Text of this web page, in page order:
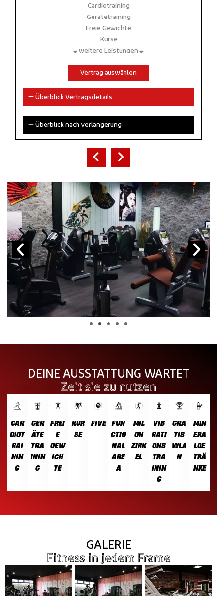
Cardiotraining
Gerätetraining
Freie Gewichte
Kurse
weitere Leistungen
Vertrag auswählen
Überblick Vertragsdetails
Überblick nach Verlängerung
DEINE AUSSTATTUNG WARTET
Zeit sie zu nutzen
CAR
DIOT
RAI
NIN
G
GER
ÄTE
TRA
ININ
G
FREI
E
GEW
ICH
TE
KUR
SE
FIVE
FUN
CTIO
NAL
ARE
A
MIL
ON
ZIRK
EL
VIB
RATI
ONS
TRA
ININ
G
GRA
TIS
WLA
N
MIN
ERA
LGE
TRÄ
NKE
GALERIE
Fitness in jedem Frame